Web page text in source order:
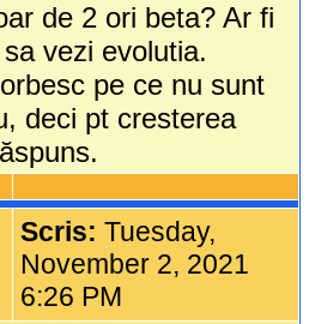
de 2 ori beta? Ar fi
vezi evolutia.
pe ce nu sunt
deci pt cresterea
Scris:Tuesday,
November 2, 2021
6:26 PM